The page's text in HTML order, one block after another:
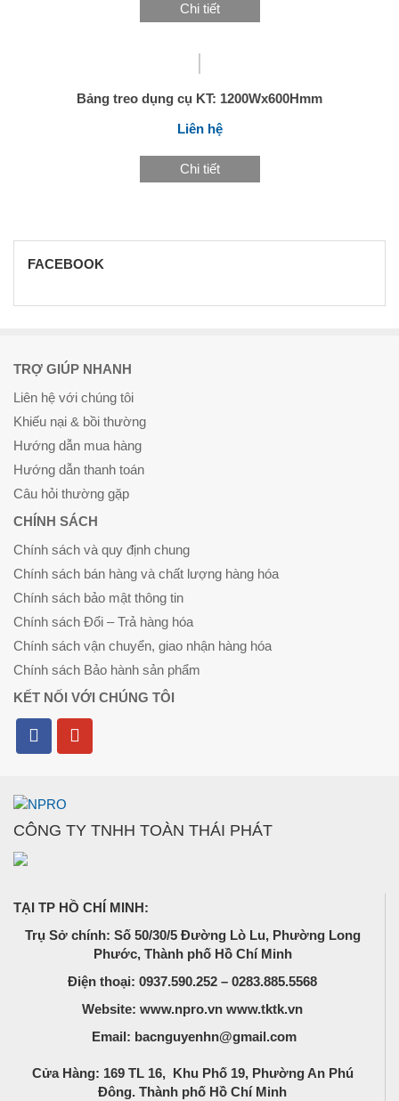
Chi tiết
Bảng treo dụng cụ KT: 1200Wx600Hmm
Liên hệ
Chi tiết
FACEBOOK
TRỢ GIÚP NHANH
Liên hệ với chúng tôi
Khiếu nại & bồi thường
Hướng dẫn mua hàng
Hướng dẫn thanh toán
Câu hỏi thường gặp
CHÍNH SÁCH
Chính sách và quy định chung
Chính sách bán hàng và chất lượng hàng hóa
Chính sách bảo mật thông tin
Chính sách Đổi – Trả hàng hóa
Chính sách vận chuyển, giao nhận hàng hóa
Chính sách Bảo hành sản phẩm
KẾT NỐI VỚI CHÚNG TÔI
CÔNG TY TNHH TOÀN THÁI PHÁT
TẠI TP HỒ CHÍ MINH:
Trụ Sở chính: Số 50/30/5 Đường Lò Lu, Phường Long
Phước, Thành phố Hồ Chí Minh
Điện thoại: 0937.590.252 – 0283.885.5568
Website: www.npro.vn www.tktk.vn
Email: bacnguyenhn@gmail.com
Cửa Hàng: 169 TL 16, Khu Phố 19, Phường An Phú
Đông. Thành phố Hồ Chí Minh